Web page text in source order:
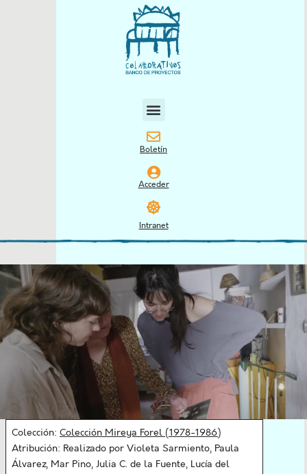
Boletín
Acceder
Intranet
Colección: Colección Mireya Forel (1978-1986)
Atribución: Realizado por Violeta Sarmiento, Paula
Álvarez, Mar Pino, Julia C. de la Fuente, Lucía del